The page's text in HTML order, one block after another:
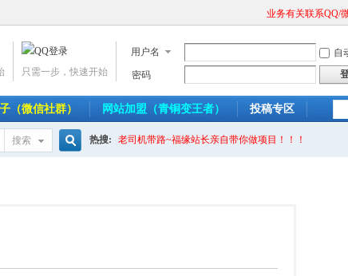
业务有关联系QQ/
用户名 自
密码
只需一步，快速开始
（微信社群） 网站加盟（青铜变王者） 投稿专区
搜索 热搜: 老司机带路~福缘站长亲自带你做项目！！！